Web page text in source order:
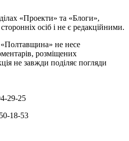
«Проекти» та «Блоги»,
осіб і не є редакційними.
«Полтавщина» не несе
розміщених
не завжди поділяє погляди
29-25
18-53